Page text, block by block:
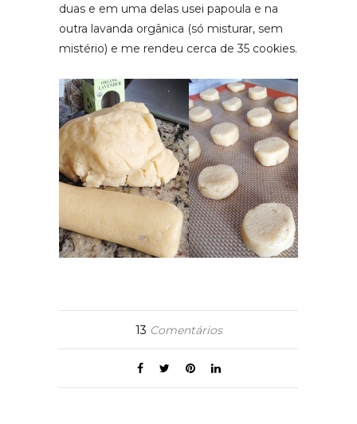
duas e em uma delas usei papoula e na
outra lavanda orgânica (só misturar, sem
mistério) e me rendeu cerca de 35 cookies.
13 Comentários